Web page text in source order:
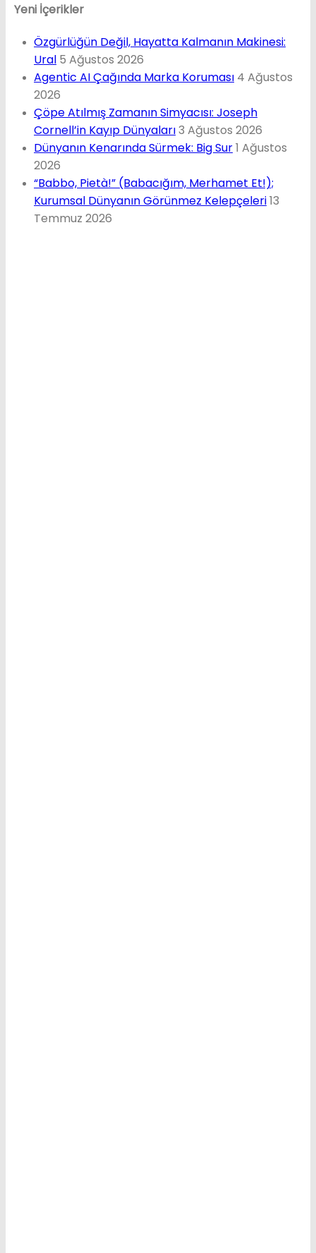
Yeni İçerikler
Özgürlüğün Değil, Hayatta Kalmanın Makinesi:
Ural 5 Ağustos 2026
Agentic AI Çağında Marka Koruması 4 Ağustos
2026
Çöpe Atılmış Zamanın Simyacısı: Joseph
Cornell’in Kayıp Dünyaları3 Ağustos 2026
Dünyanın Kenarında Sürmek: Big Sur1 Ağustos
2026
“Babbo, Pietà!” (Babacığım, Merhamet Et!);
Kurumsal Dünyanın Görünmez Kelepçeleri13
Temmuz 2026